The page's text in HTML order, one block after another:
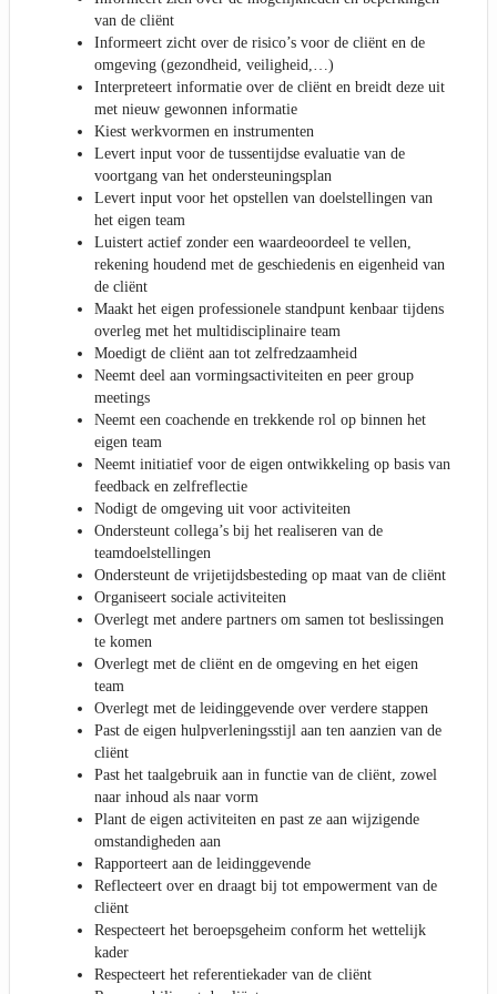
van de cliënt
Informeert zicht over de risico’s voor de cliënt en de
omgeving (gezondheid, veiligheid,…)
Interpreteert informatie over de cliënt en breidt deze uit
met nieuw gewonnen informatie
Kiest werkvormen en instrumenten
Levert input voor de tussentijdse evaluatie van de
voortgang van het ondersteuningsplan
Levert input voor het opstellen van doelstellingen van
het eigen team
Luistert actief zonder een waardeoordeel te vellen,
rekening houdend met de geschiedenis en eigenheid van
de cliënt
Maakt het eigen professionele standpunt kenbaar tijdens
overleg met het multidisciplinaire team
Moedigt de cliënt aan tot zelfredzaamheid
Neemt deel aan vormingsactiviteiten en peer group
meetings
Neemt een coachende en trekkende rol op binnen het
eigen team
Neemt initiatief voor de eigen ontwikkeling op basis van
feedback en zelfreflectie
Nodigt de omgeving uit voor activiteiten
Ondersteunt collega’s bij het realiseren van de
teamdoelstellingen
Ondersteunt de vrijetijdsbesteding op maat van de cliënt
Organiseert sociale activiteiten
Overlegt met andere partners om samen tot beslissingen
te komen
Overlegt met de cliënt en de omgeving en het eigen
team
Overlegt met de leidinggevende over verdere stappen
Past de eigen hulpverleningsstijl aan ten aanzien van de
cliënt
Past het taalgebruik aan in functie van de cliënt, zowel
naar inhoud als naar vorm
Plant de eigen activiteiten en past ze aan wijzigende
omstandigheden aan
Rapporteert aan de leidinggevende
Reflecteert over en draagt bij tot empowerment van de
cliënt
Respecteert het beroepsgeheim conform het wettelijk
kader
Respecteert het referentiekader van de cliënt